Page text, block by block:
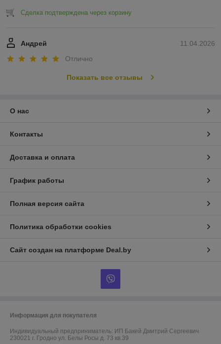
Сделка подтверждена через корзину
11.04.2026
Андрей
Отлично
Показать все отзывы
О нас
Контакты
Доставка и оплата
График работы
Полная версия сайта
Политика обработки cookies
Сайт создан на платформе Deal.by
Информация для покупателя
Индивидуальный предприниматель: ИП Бакей Дмитрий Сергеевич
230021 г. Гродно ул. Белы Росы д. 73 кв.39